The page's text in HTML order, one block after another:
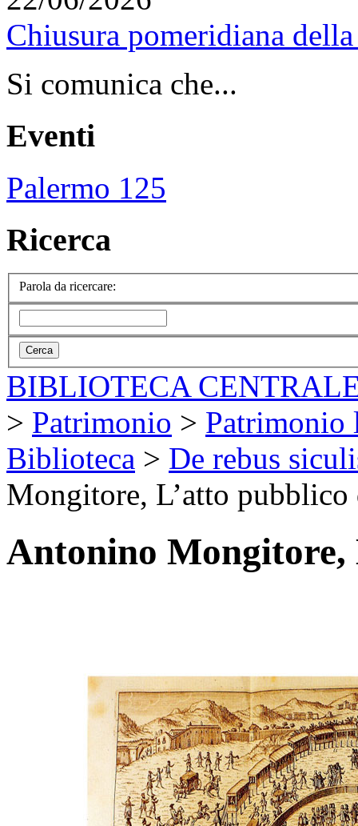
Chiusura pomeridiana
Si comunica che...
Eventi
Palermo 125
Ricerca
Parola da ricercare:
BIBLIOTECA
> Patrimonio > Patrimonio
Biblioteca > De rebus
Mongitore, L’atto pubblico
Antonino Mongitore,